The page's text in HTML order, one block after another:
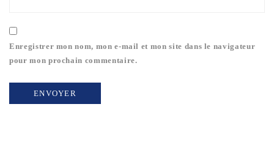
Enregistrer mon nom, mon e-mail et mon site dans le navigateur
pour mon prochain commentaire.